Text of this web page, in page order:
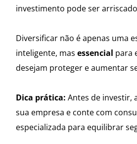
investimento pode ser
Diversificar não é apenas uma
inteligente, mas essencial para
desejam proteger e aumentar
Dica prática: Antes de investir,
sua empresa e conte com
especializada para equilibrar